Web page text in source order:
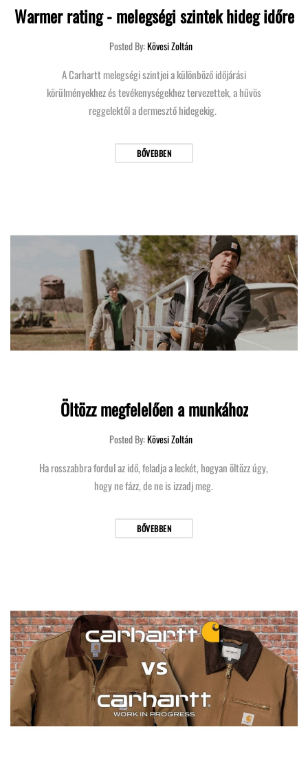
Warmer rating - melegségi szintek hideg időre
Posted By:Kövesi Zoltán
A Carhartt melegségi szintjei a különböző időjárási
körülményekhez és tevékenységekhez tervezettek, a hűvös
reggelektől a dermesztő hidegekig.
BŐVEBBEN
Öltözz megfelelően a munkához
Posted By:Kövesi Zoltán
Ha rosszabbra fordul az idő, feladja a leckét, hogyan öltözz úgy,
hogy ne fázz, de ne is izzadj meg.
BŐVEBBEN